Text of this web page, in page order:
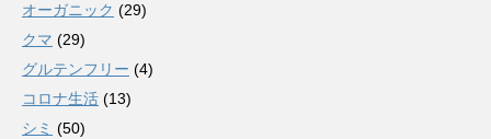
オーガニック (29)
クマ (29)
グルテンフリー (4)
コロナ生活 (13)
シミ (50)